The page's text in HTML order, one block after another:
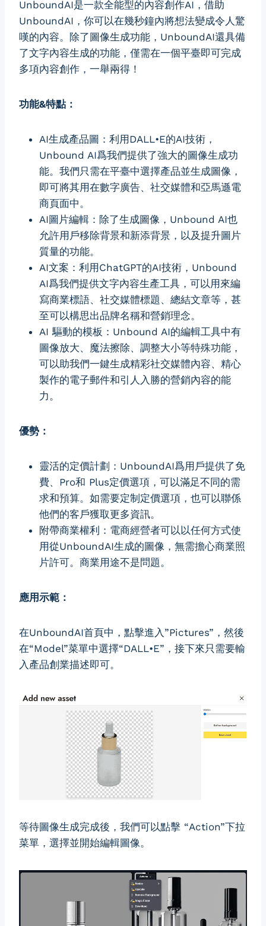
UnboundAI是一款全能型的內容創作AI，借助
UnboundAI，你可以在幾秒鐘內將想法變成令人驚
嘆的內容。除了圖像生成功能，UnboundAI還具備
了文字內容生成的功能，僅需在一個平臺即可完成
多項內容創作，一舉兩得！
功能&特點：
AI生成產品圖：利用DALL•E的AI技術，
Unbound AI爲我們提供了強大的圖像生成功
能。我們只需在平臺中選擇產品並生成圖像，
即可將其用在數字廣告、社交媒體和亞馬遜電
商頁面中。
AI圖片編輯：除了生成圖像，Unbound AI也
允許用戶移除背景和新添背景，以及提升圖片
質量的功能。
AI文案：利用ChatGPT的AI技術，Unbound
AI爲我們提供文字內容生產工具，可以用來編
寫商業標語、社交媒體標題、總結文章等，甚
至可以構思出品牌名稱和營銷理念。
AI 驅動的模板：Unbound AI的編輯工具中有
圖像放大、魔法擦除、調整大小等特殊功能，
可以助我們一鍵生成精彩社交媒體內容、精心
製作的電子郵件和引人入勝的營銷內容的能
力。
優勢：
靈活的定價計劃：UnboundAI爲用戶提供了免
費、Pro和 Plus定價選項，可以滿足不同的需
求和預算。如需要定制定價選項，也可以聯係
他們的客戶獲取更多資訊。
附帶商業權利：電商經營者可以以任何方式使
用從UnboundAI生成的圖像，無需擔心商業照
片許可。商業用途不是問題。
應用示範：
在UnboundAI首頁中，點擊進入”Pictures”，然後
在“Model”菜單中選擇“DALL•E”，接下來只需要輸
入產品創業描述即可。
等待圖像生成完成後，我們可以點擊 “Action”下拉
菜單，選擇並開始編輯圖像。